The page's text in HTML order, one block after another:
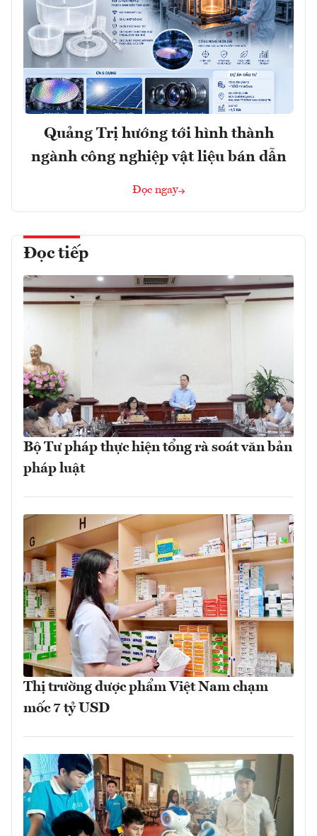
Quảng Trị hướng tới hình thành
ngành công nghiệp vật liệu bán dẫn
Đọc ngay
Đọc tiếp
Bộ Tư pháp thực hiện tổng rà soát văn bản
pháp luật
Thị trường dược phẩm Việt Nam chạm
mốc 7 tỷ USD